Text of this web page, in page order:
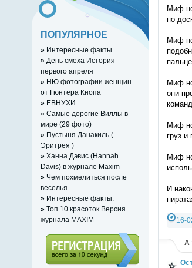
Миф
по
Миф
Миф
они
Миф
груз и
Миф
И
16-
А
ПОПУЛЯРНОЕ
» Интересные факты
» День смеха История
первого апреля
» НЮ фотографии женщин
от Гюнтера Кнопа
» ЕВНУХИ
» Самые дорогие Виллы в
мире (29 фото)
» Пустыня Данакиль (
Эритрея )
» Ханна Дэвис (Hannah
Davis) в журнале Maxim
» Чем похмелиться после
веселья
» Интересные факты.
» Топ 10 красоток Версия
журнала MAXIM